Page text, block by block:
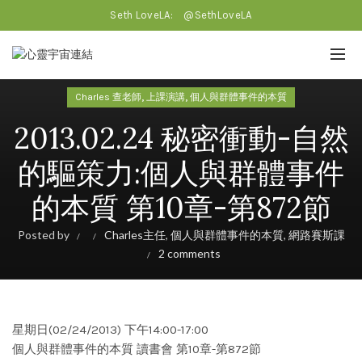
Seth LoveLA: @SethLoveLA
Charles 查老師, 上課演講, 個人與群體事件的本質
2013.02.24 秘密衝動-自然
的驅策力:個人與群體事件
的本質 第10章-第872節
Posted by Charles主任, 個人與群體事件的本質, 網路賽斯課
2 comments
星期日(02/24/2013) 下午14:00-17:00
個人與群體事件的本質 讀書會 第10章-第872節